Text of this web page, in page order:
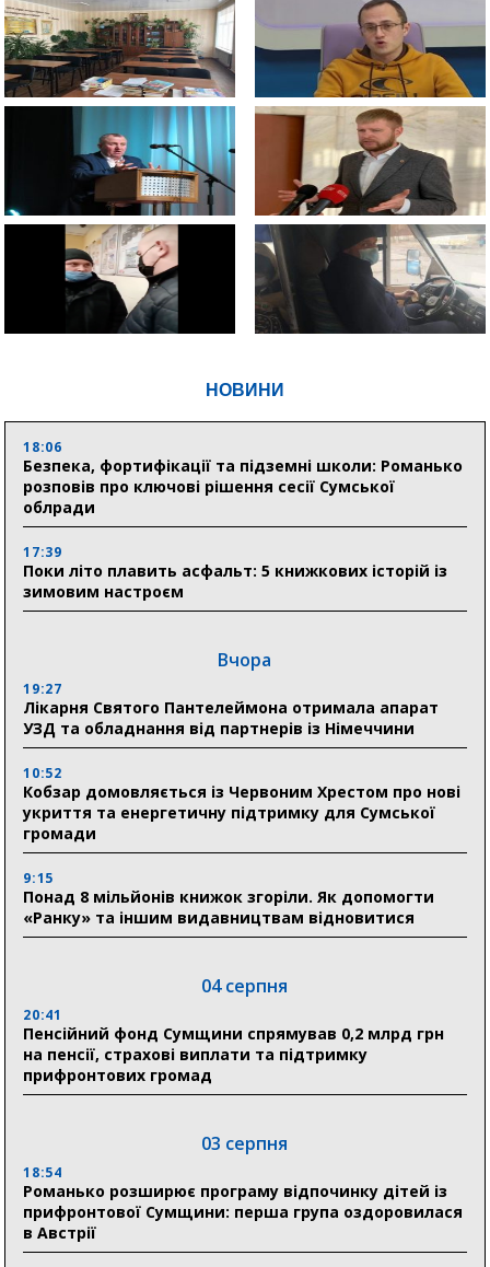
НОВИНИ
18:06
Безпека, фортифікації та підземні школи: Романько
розповів про ключові рішення сесії Сумської
облради
17:39
Поки літо плавить асфальт: 5 книжкових історій із
зимовим настроєм
Вчора
19:27
Лікарня Святого Пантелеймона отримала апарат
УЗД та обладнання від партнерів із Німеччини
10:52
Кобзар домовляється із Червоним Хрестом про нові
укриття та енергетичну підтримку для Сумської
громади
9:15
Понад 8 мільйонів книжок згоріли. Як допомогти
«Ранку» та іншим видавництвам відновитися
04 серпня
20:41
Пенсійний фонд Сумщини спрямував 0,2 млрд грн
на пенсії, страхові виплати та підтримку
прифронтових громад
03 серпня
18:54
Романько розширює програму відпочинку дітей із
прифронтової Сумщини: перша група оздоровилася
в Австрії